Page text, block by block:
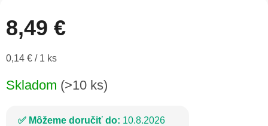
8,49 €
Jednotková
0,14 € / 1 ks
Skladom (>10 ks)
Môžeme doručiť do: 10.8.2026